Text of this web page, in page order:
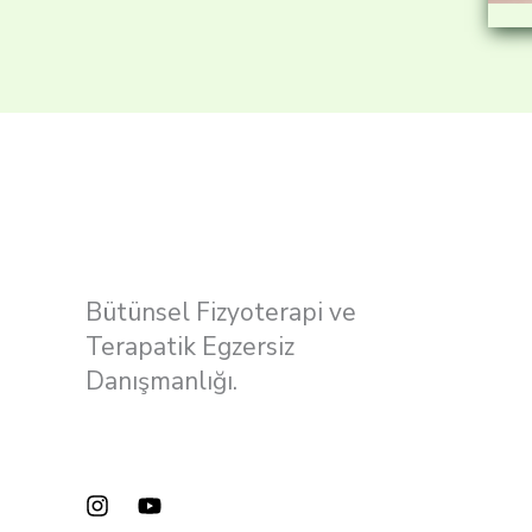
Bütünsel Fizyoterapi ve
Terapatik Egzersiz
Danışmanlığı.